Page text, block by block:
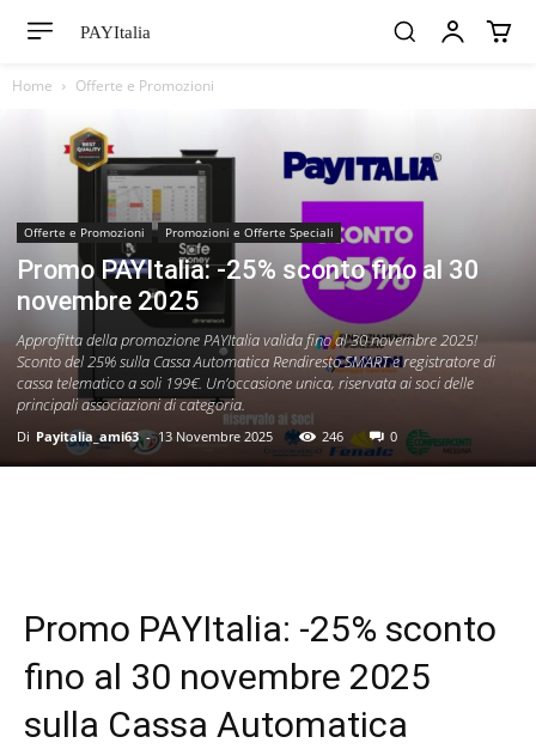
PAYItalia
Home Offerte e Promozioni
Offerte e Promozioni Promozioni e Offerte Speciali
Promo PAYItalia: -25% sconto fino al 30
novembre 2025
Approfitta della promozione PAYItalia valida fino al 30 novembre 2025!
Sconto del 25% sulla Cassa Automatica Rendiresto SMART e registratore di
cassa telematico a soli 199€. Un’occasione unica, riservata ai soci delle
principali associazioni di categoria.
Di Payitalia_ami63 - 13 Novembre 2025 246 0
Promo PAYItalia: -25% sconto
fino al 30 novembre 2025
sulla Cassa Automatica